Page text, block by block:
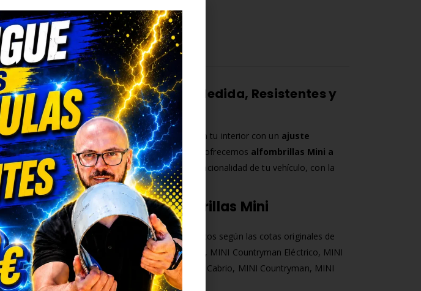
DESCRIPCIÓN TRUSTED SHOPS REVIEWS
Alfombrillas de Coche Mini | A Medida, Resistentes y
Con Estilo
¿Buscasalfombrillas de coche Minique protejan tu interior con un ajuste
perfectoy un diseño duradero? EnCarengine te ofrecemos alfombrillas Mini a
medida, pensadas para mejorar la estética y la funcionalidad de tu vehículo, con la
calidad que tu Nissan se merece.
Ventajas de nuestras alfombrillas Mini
Ajuste exacto por modelo
: cortes milimétricos según las cotas originales de
MINI Cooper Eléctrico, MINI Aceman Eléctrico, MINI Countryman Eléctrico, MINI
Cooper, MINI Cooper 5 Puertas, MINI Cooper Cabrio, MINI Countryman, MINI
John Cooper Works y más.